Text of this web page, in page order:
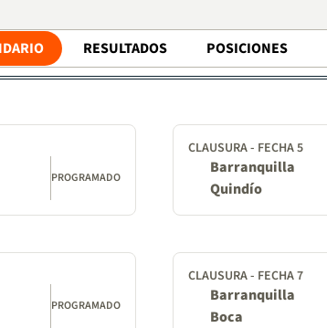
RESULTADOS POSICIONES
PROGRAMADO
CLAUSURA - FECHA 5
Barranquilla
Quindío
PROGRAMADO
CLAUSURA - FECHA 7
Barranquilla
Boca